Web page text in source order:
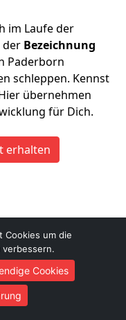
im Laufe der
der Bezeichnung
Paderborn
schleppen. Kennst
übernehmen
für Dich.
erhalten
Cookies um die
Cookies